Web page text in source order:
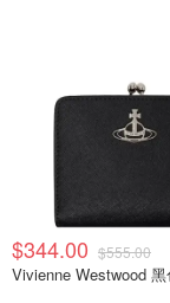
$344.00 $555.00
Vivienne Westwood